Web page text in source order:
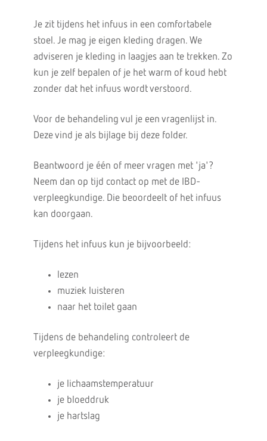
Je zit tijdens het infuus in een comfortabele
stoel. Je mag je eigen kleding dragen. We
adviseren je kleding in laagjes aan te trekken. Zo
kun je zelf bepalen of je het warm of koud hebt
zonder dat het infuus wordt verstoord.
Voor de behandeling vul je een vragenlijst in.
Deze vind je als bijlage bij deze folder.
Beantwoord je één of meer vragen met 'ja'?
Neem dan op tijd contact op met de IBD-
verpleegkundige. Die beoordeelt of het infuus
kan doorgaan.
Tijdens het infuus kun je bijvoorbeeld:
lezen
muziek luisteren
naar het toilet gaan
Tijdens de behandeling controleert de
verpleegkundige:
je lichaamstemperatuur
je bloeddruk
je hartslag